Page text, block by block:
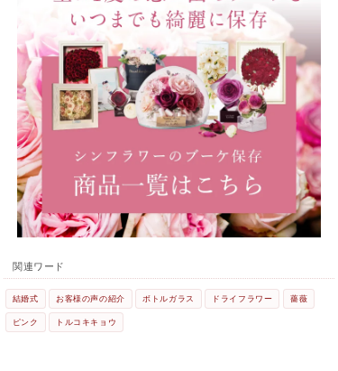
関連ワード
結婚式 お客様の声の紹介 ボトルガラス ドライフラワー 薔薇
ピンク トルコキキョウ